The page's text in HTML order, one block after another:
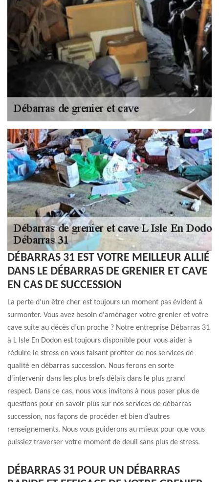
DÉBARRAS 31 EST VOTRE MEILLEUR ALLIÉ
DANS LE DÉBARRAS DE GRENIER ET CAVE
EN CAS DE SUCCESSION
La perte d’un être cher est toujours un moment pas évident à
surmonter. Vous avez besoin d'aménager votre grenier et votre
cave suite au décès d’un proche ? Notre entreprise Débarras 31
à L Isle En Dodon est toujours disponible pour vous aider à
réduire le stress en vous faisant profiter de nos services de
qualité en débarras succession. Nous ferons en sorte
d'intervenir dans les plus brefs délais dans le plus grand
respect. Dans ce cas, nous vous invitons à nous poser plus de
questions pour en savoir plus sur nos services de débarras
succession, nos façons de procéder et bien d’autres
renseignements. Nous vous guiderons au mieux pour que vous
puissiez traverser votre moment de deuil sans plus de stress.
DÉBARRAS 31 POUR UN DÉBARRAS